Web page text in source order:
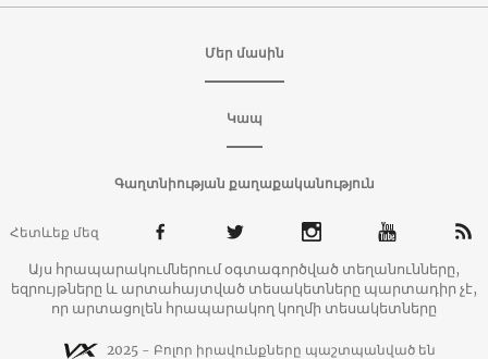
Մեր մասին
Կապ
Գաղտնիության քաղաքականություն
Հետևեք մեզ
Այս հրապարակումներում օգտագործված տեղանունները,
եզրույթները և արտահայտված տեսակետները պարտադիր չէ,
որ արտացոլեն հրապարակող կողմի տեսակետները
2025 - Բոլոր իրավունքները պաշտպանված են